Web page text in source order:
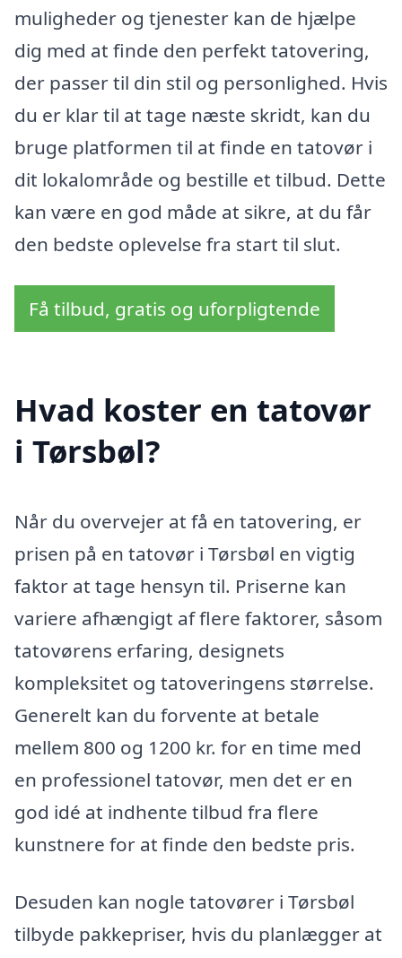
muligheder og tjenester kan de hjælpe
dig med at finde den perfekt tatovering,
der passer til din stil og personlighed. Hvis
du er klar til at tage næste skridt, kan du
bruge platformen til at finde en tatovør i
dit lokalområde og bestille et tilbud. Dette
kan være en god måde at sikre, at du får
den bedste oplevelse fra start til slut.
Få tilbud, gratis og uforpligtende
Hvad koster en tatovør
i Tørsbøl?
Når du overvejer at få en tatovering, er
prisen på en tatovør i Tørsbøl en vigtig
faktor at tage hensyn til. Priserne kan
variere afhængigt af flere faktorer, såsom
tatovørens erfaring, designets
kompleksitet og tatoveringens størrelse.
Generelt kan du forvente at betale
mellem 800 og 1200 kr. for en time med
en professionel tatovør, men det er en
god idé at indhente tilbud fra flere
kunstnere for at finde den bedste pris.
Desuden kan nogle tatovører i Tørsbøl
tilbyde pakkepriser, hvis du planlægger at